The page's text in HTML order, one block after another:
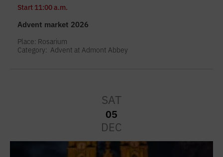
Start 11:00 a.m.
Advent market 2026
Place: Rosarium
Category: Advent at Admont Abbey
SAT
05
DEC